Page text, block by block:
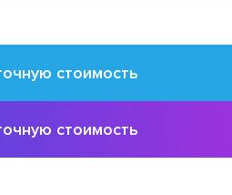
стоимость
стоимость